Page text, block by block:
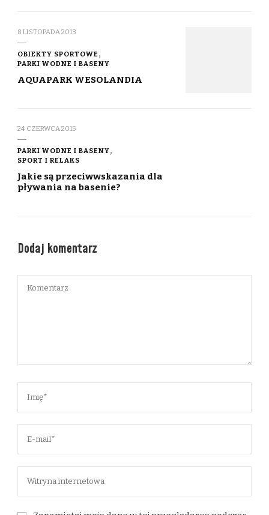
8 LISTOPADA 2013
OBIEKTY SPORTOWE
PARKI WODNE I BASENY
AQUAPARK WESOLANDIA
24 CZERWCA 2015
PARKI WODNE I BASENY
SPORT I RELAKS
Jakie są przeciwwskazania dla
pływania na basenie?
Dodaj komentarz